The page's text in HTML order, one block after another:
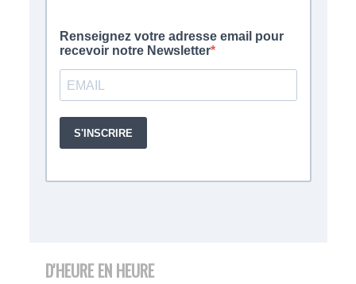
D'HEURE EN HEURE